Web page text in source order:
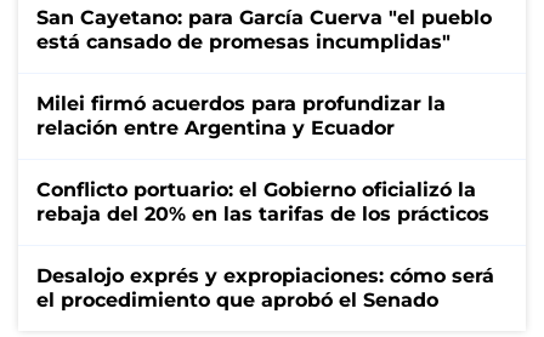
San Cayetano: para García Cuerva "el pueblo
está cansado de promesas incumplidas"
Milei firmó acuerdos para profundizar la
relación entre Argentina y Ecuador
Conflicto portuario: el Gobierno oficializó la
rebaja del 20% en las tarifas de los prácticos
Desalojo exprés y expropiaciones: cómo será
el procedimiento que aprobó el Senado